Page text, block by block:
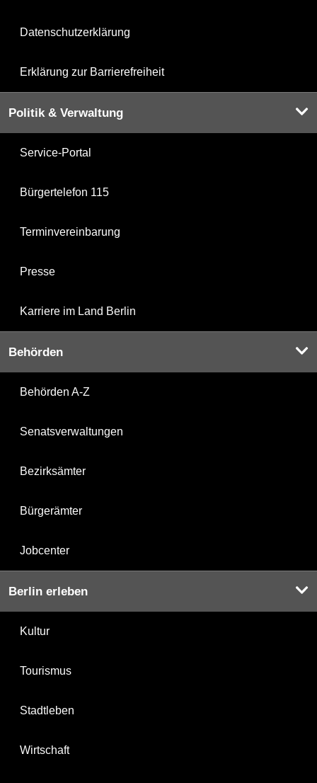
Datenschutzerklärung
Erklärung zur Barrierefreiheit
Politik & Verwaltung
Service-Portal
Bürgertelefon 115
Terminvereinbarung
Presse
Karriere im Land Berlin
Behörden
Behörden A-Z
Senatsverwaltungen
Bezirksämter
Bürgerämter
Jobcenter
Berlin erleben
Kultur
Tourismus
Stadtleben
Wirtschaft